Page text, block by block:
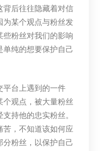
背后往往隐藏着对信
为某个观点与粉丝发
些粉丝对我们的影响
纯的想要保护自己
平台上遇到的一件
个观点，被大量粉丝
持他的忠实粉丝。
苦，不知道该如何应
分粉丝，以保护自己